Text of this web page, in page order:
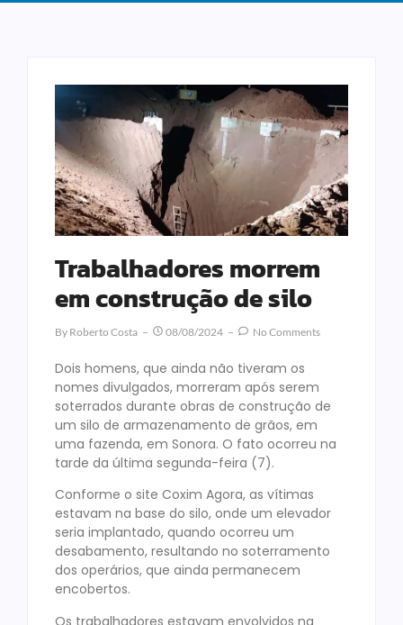
Trabalhadores morrem
em construção de silo
By Roberto Costa 08/08/2024 No Comments
Dois homens, que ainda não tiveram os
nomes divulgados, morreram após serem
soterrados durante obras de construção de
um silo de armazenamento de grãos, em
uma fazenda, em Sonora. O fato ocorreu na
tarde da última segunda-feira (7).
Conforme o site Coxim Agora, as vítimas
estavam na base do silo, onde um elevador
seria implantado, quando ocorreu um
desabamento, resultando no soterramento
dos operários, que ainda permanecem
encobertos.
Os trabalhadores estavam envolvidos na